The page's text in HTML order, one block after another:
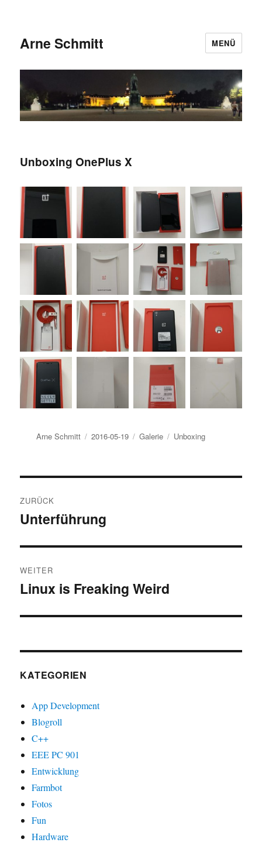
Arne Schmitt MENÜ
Unboxing OnePlus X
Autor
Arne Schmitt
Veröffentlicht
2016-05-19 Format
Galerie Kategorien
Unboxing
ZURÜCK
Vorheriger
Unterführung
WEITER
Nächster
Linux is Freaking Weird
KATEGORIEN
App Development
Blogroll
C++
EEE PC 901
Entwicklung
Farmbot
Fotos
Fun
Hardware